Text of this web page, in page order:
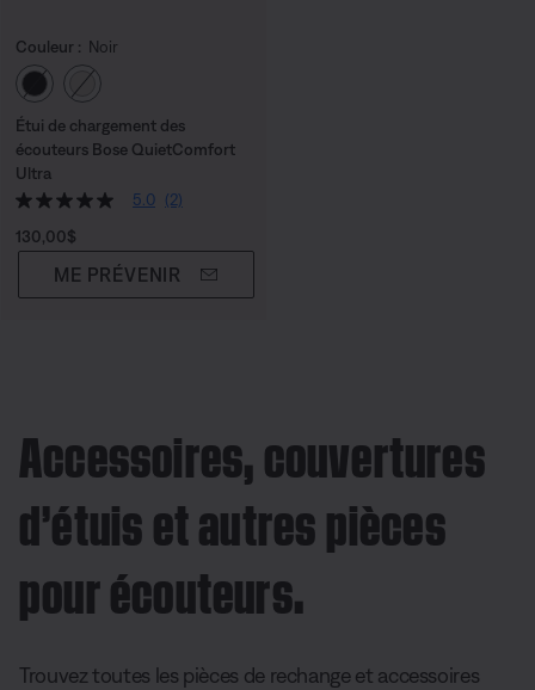
Couleur : Noir
Choisissez la couleur
Étui de chargement des
écouteurs Bose QuietComfort
Ultra
5.0 (2)
Prix :
130,00$
ME PRÉVENIR
Accessoires, couvertures
d’étuis et autres pièces
pour écouteurs.
Trouvez toutes les pièces de rechange et accessoires